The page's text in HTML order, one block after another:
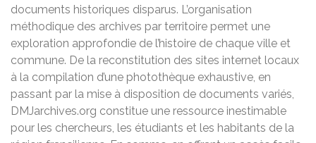
documents historiques disparus. L’organisation
méthodique des archives par territoire permet une
exploration approfondie de l’histoire de chaque ville et
commune. De la reconstitution des sites internet locaux
à la compilation d’une photothèque exhaustive, en
passant par la mise à disposition de documents variés,
DMJarchives.org constitue une ressource inestimable
pour les chercheurs, les étudiants et les habitants de la